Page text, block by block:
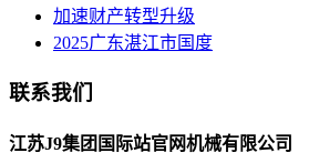
加速财产转型升级
2025广东湛江市国度
联系我们
江苏J9集团国际站官网机械有限公司